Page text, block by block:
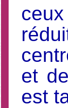
et
est